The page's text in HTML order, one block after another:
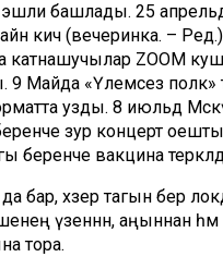
башлады. 25
кичә (вечеринка. – Ред.)
ZOOM
Майда «Үлемсез полк»
узды. 8 июльдә
зур концерт
беренче вакцина
бар, хәзер тагын бер
үзеннән, аңыннан һәм
тора.